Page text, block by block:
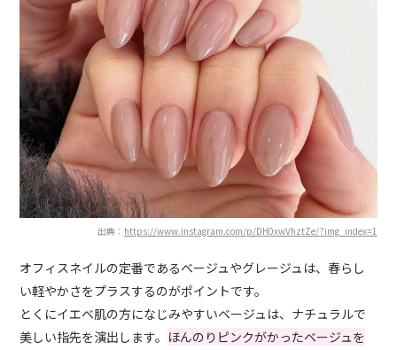
出典： https://www.instagram.com/p/DH0xwVhztZe/?img_index=1
オフィスネイルの定番であるベージュやグレージュは、春らし
い軽やかさをプラスするのがポイントです。
とくにイエベ肌の方になじみやすいベージュは、ナチュラルで
美しい指先を演出します。 ほんのりピンクがかったベージュを